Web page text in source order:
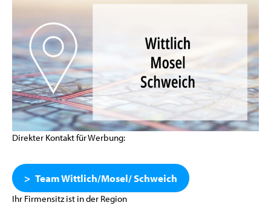
Direkter Kontakt für Werbung:
Team Wittlich/Mosel/ Schweich
Ihr Firmensitz ist in der Region